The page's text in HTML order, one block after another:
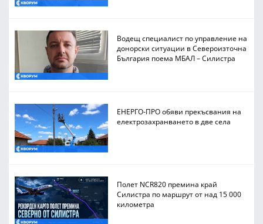
Водещ специалист по управление на
донорски ситуации в Североизточна
България поема МБАЛ – Силистра
ЕНЕРГО-ПРО обяви прекъсвания на
електрозахранването в две села
Полет NCR820 премина край
Силистра по маршрут от над 15 000
километра